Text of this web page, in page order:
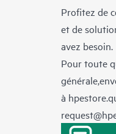
Profitez de
et de
avez besoin.
Pour toute
à